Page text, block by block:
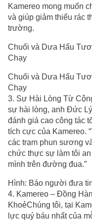
Kamereo mong muốn
và giúp giảm thiểu rác
trường.
Chuối và Dưa Hấu
Chạy
Chuối và Dưa Hấu
Chạy
3. Sự Hài Lòng Từ
sự hài lòng, anh Đức
đánh giá cao công tác
tích cực của Kamereo.
các trạm phun sương
chức thực sự làm tôi
mình trên đường đua.”
Hình: Báo người đưa
4. Kamereo – Đồng
KhoẻChúng tôi, tại
lực quý báu nhất của